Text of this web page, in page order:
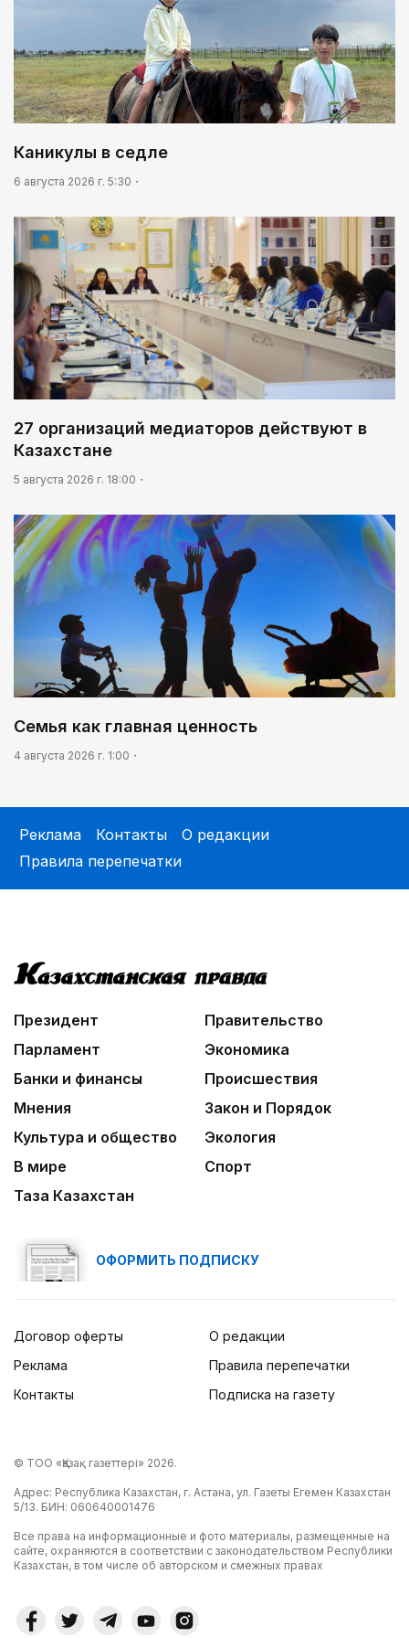
Каникулы в седле
6 августа 2026 г. 5:30
27 организаций медиаторов действуют в
Казахстане
5 августа 2026 г. 18:00
Семья как главная ценность
4 августа 2026 г. 1:00
Реклама Контакты
О редакции
Правила перепечатки
Президент
Правительство
Парламент
Экономика
Банки и финансы
Происшествия
Мнения
Закон и Порядок
Культура и общество
Экология
В мире
Спорт
Таза Казахстан
ОФОРМИТЬ ПОДПИСКУ
Договор оферты
Реклама
Контакты
О редакции
Правила перепечатки
Подписка на газету
© ТОО «Қазақ газеттері» 2026.
Адрес: Республика Казахстан, г. Астана, ул. Газеты Егемен Казахстан
5/13. БИН: 060640001476
Все права на информационные и фото материалы, размещенные на
сайте, охраняются в соответствии с законодательством Республики
Казахстан, в том числе об авторском и смежных правах